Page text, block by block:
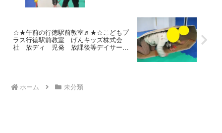
春江町 体幹 ダウン症 ADHD
☆★午前の行徳駅前教室♬★☆こどもプ
ラス行徳駅前教室 げんキッズ株式会
社 放ディ 児発 放課後等デイサービ
ホーム
未分類